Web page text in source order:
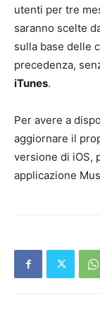
utenti per tre
saranno scelte
sulla base delle
precedenza,
iTunes.
Per avere a
aggiornare il
versione di iOS,
applicazione